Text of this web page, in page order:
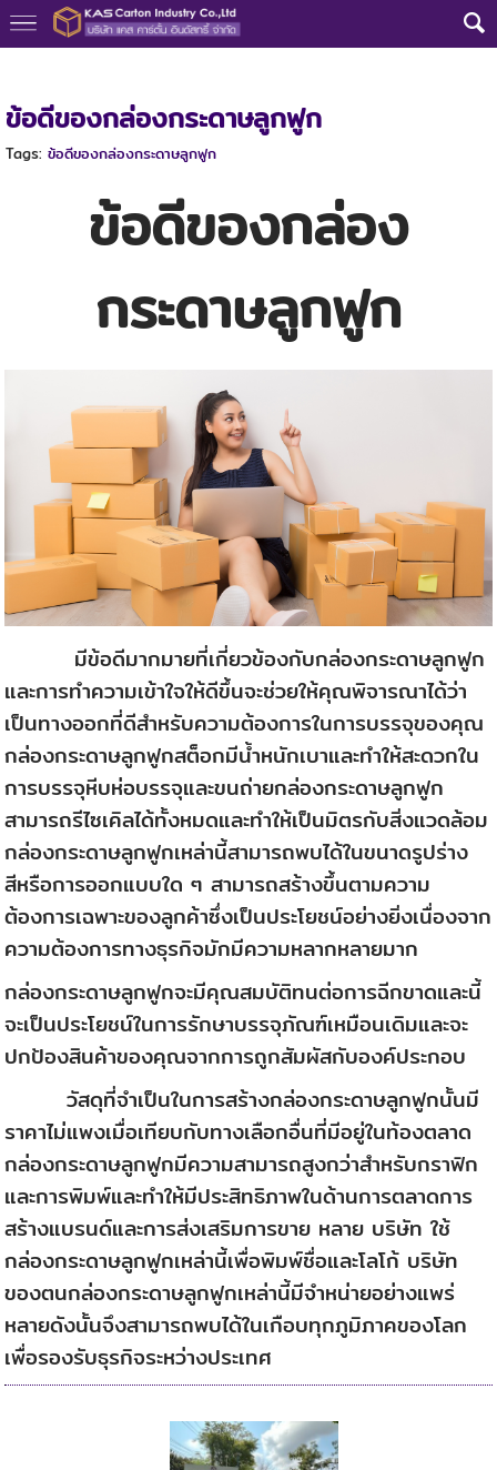
ข้อดีของกล่องกระดาษลูกฟูก
Tags: ข้อดีของกล่องกระดาษลูกฟูก
ข้อดีของกล่อง
กระดาษลูกฟูก
มีข้อดีมากมายที่เกี่ยวข้องกับกล่องกระดาษลูกฟูก
และการทำความเข้าใจให้ดีขึ้นจะช่วยให้คุณพิจารณาได้ว่า
เป็นทางออกที่ดีสำหรับความต้องการในการบรรจุของคุณ
กล่องกระดาษลูกฟูกสต็อกมีน้ำหนักเบาและทำให้สะดวกใน
การบรรจุหีบห่อบรรจุและขนถ่ายกล่องกระดาษลูกฟูก
สามารถรีไซเคิลได้ทั้งหมดและทำให้เป็นมิตรกับสิ่งแวดล้อม
กล่องกระดาษลูกฟูกเหล่านี้สามารถพบได้ในขนาดรูปร่าง
สีหรือการออกแบบใด ๆ สามารถสร้างขึ้นตามความ
ต้องการเฉพาะของลูกค้าซึ่งเป็นประโยชน์อย่างยิ่งเนื่องจาก
ความต้องการทางธุรกิจมักมีความหลากหลายมาก
กล่องกระดาษลูกฟูกจะมีคุณสมบัติทนต่อการฉีกขาดและนี้
จะเป็นประโยชน์ในการรักษาบรรจุภัณฑ์เหมือนเดิมและจะ
ปกป้องสินค้าของคุณจากการถูกสัมผัสกับองค์ประกอบ
วัสดุที่จำเป็นในการสร้างกล่องกระดาษลูกฟูกนั้นมี
ราคาไม่แพงเมื่อเทียบกับทางเลือกอื่นที่มีอยู่ในท้องตลาด
กล่องกระดาษลูกฟูกมีความสามารถสูงกว่าสำหรับกราฟิก
และการพิมพ์และทำให้มีประสิทธิภาพในด้านการตลาดการ
สร้างแบรนด์และการส่งเสริมการขาย หลาย บริษัท ใช้
กล่องกระดาษลูกฟูกเหล่านี้เพื่อพิมพ์ชื่อและโลโก้ บริษัท
ของตนกล่องกระดาษลูกฟูกเหล่านี้มีจำหน่ายอย่างแพร่
หลายดังนั้นจึงสามารถพบได้ในเกือบทุกภูมิภาคของโลก
เพื่อรองรับธุรกิจระหว่างประเทศ